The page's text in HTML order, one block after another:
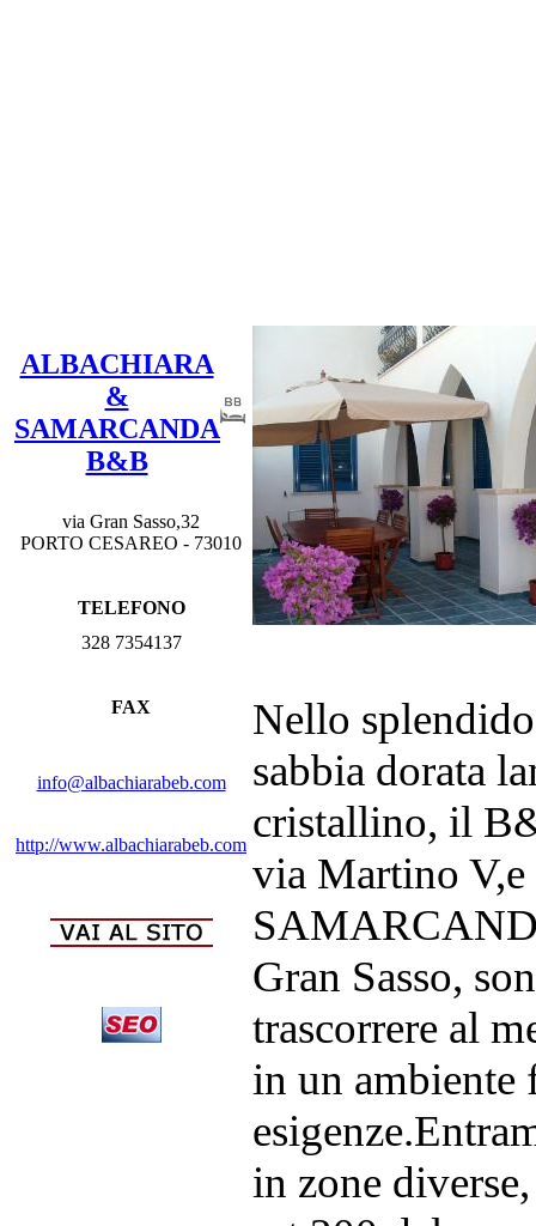
ALBACHIARA
&
SAMARCANDA
B&B
via Gran Sasso,32
PORTO CESAREO - 73010
TELEFONO
328 7354137
FAX
info@albachiarabeb.com
http://www.albachiarabeb.com
Nello
sabbia dorata
cristallino, il
via Martino
Gran Sasso,
trascorrere al
in un ambiente
in zone